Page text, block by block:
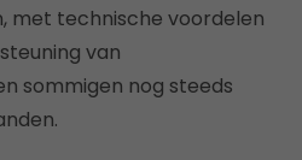
met technische voordelen
van
sommigen nog steeds